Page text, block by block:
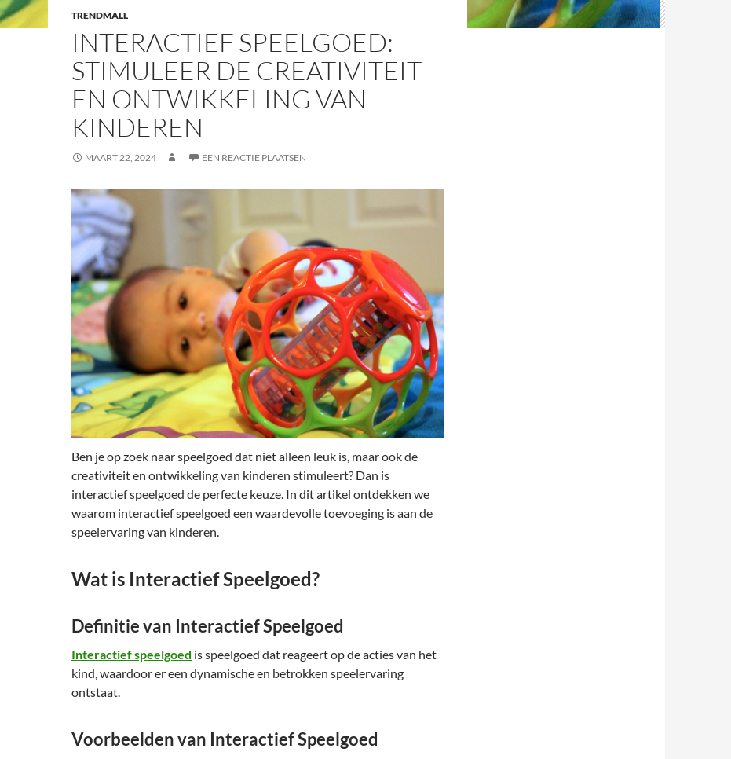
TRENDMALL
INTERACTIEF SPEELGOED:
STIMULEER DE CREATIVITEIT
EN ONTWIKKELING VAN
KINDEREN
MAART 22, 2024 EEN REACTIE PLAATSEN
Ben je op zoek naar speelgoed dat niet alleen leuk is, maar ook de
creativiteit en ontwikkeling van kinderen stimuleert? Dan is
interactief speelgoed de perfecte keuze. In dit artikel ontdekken we
waarom interactief speelgoed een waardevolle toevoeging is aan de
speelervaring van kinderen.
Wat is Interactief Speelgoed?
Definitie van Interactief Speelgoed
Interactief speelgoed is speelgoed dat reageert op de acties van het
kind, waardoor er een dynamische en betrokken speelervaring
ontstaat.
Voorbeelden van Interactief Speelgoed